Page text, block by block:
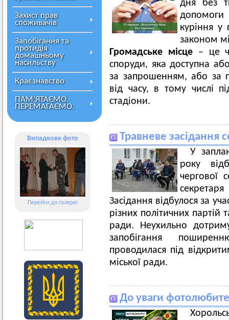
Захист прав
споживачів
Запобігання та
протидія
домашньому
насильству
Краєзнавство
ПАМ’ЯТАЄМО.
ПЕРЕМАГАЄМО.
Випадкове фото
Перейти до галереї
дня без
допомоги
куріння у
законом
Громадське місце– це
споруди, яка доступна
за запрошенням, або за
від часу, в тому числі
стадіони.
Травневе засідання
У
року
чергової
Засідання відбулося за
різних політичних партій
ради. Неухильно
запобігання
проводилася під
міської ради.
До уваги